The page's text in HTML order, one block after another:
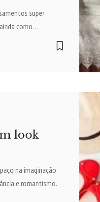
super
como…
look
na imaginação
e romantismo.